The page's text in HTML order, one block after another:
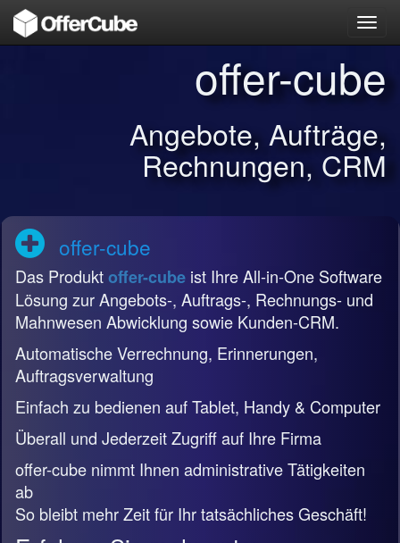
offer-cube
Angebote, Aufträge,
Rechnungen, CRM
offer-cube
Das Produktoffer-cube ist Ihre All-in-One Software
Lösung zur Angebots-, Auftrags-, Rechnungs- und
Mahnwesen Abwicklung sowie Kunden-CRM.
Automatische Verrechnung, Erinnerungen,
Auftragsverwaltung
Einfach zu bedienen auf Tablet, Handy & Computer
Überall und Jederzeit Zugriff auf Ihre Firma
offer-cube nimmt Ihnen administrative Tätigkeiten
ab
So bleibt mehr Zeit für Ihr tatsächliches Geschäft!